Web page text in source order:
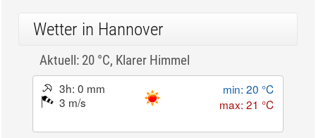
Wetter in Hannover
Aktuell: 20 °C, Klarer Himmel
3h: 0 mm
3 m/s
min: 20 °C
max: 21 °C